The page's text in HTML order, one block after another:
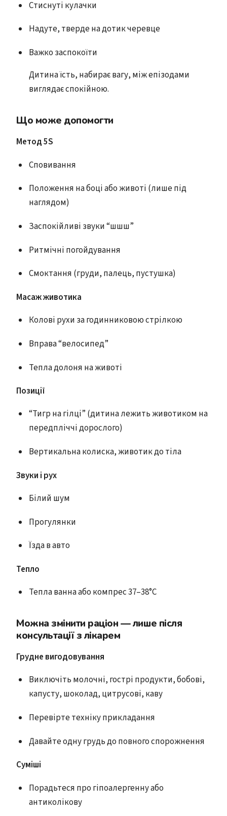
Стиснуті кулачки
Надуте, тверде на дотик черевце
Важко заспокоїти
Дитина їсть, набирає вагу, між епізодами
виглядає спокійною.
Що може допомогти
Метод 5S
Сповивання
Положення на боці або животі (лише під
наглядом)
Заспокійливі звуки “шшш”
Ритмічні погойдування
Смоктання (груди, палець, пустушка)
Масаж животика
Колові рухи за годинниковою стрілкою
Вправа “велосипед”
Тепла долоня на животі
Позиції
“Тигр на гілці” (дитина лежить животиком на
передпліччі дорослого)
Вертикальна колиска, животик до тіла
Звуки і рух
Білий шум
Прогулянки
Їзда в авто
Тепло
Тепла ванна або компрес 37–38°C
Можна змінити раціон — лише після
консультації з лікарем
Грудне вигодовування
Виключіть молочні, гострі продукти, бобові,
капусту, шоколад, цитрусові, каву
Перевірте техніку прикладання
Давайте одну грудь до повного спорожнення
Суміші
Порадьтеся про гіпоалергенну або
антиколікову